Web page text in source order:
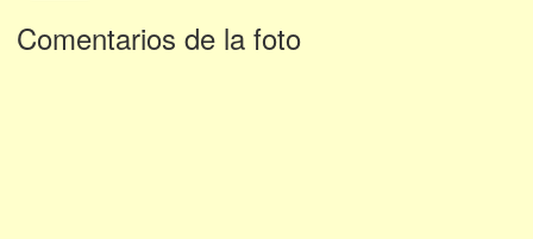
Comentarios de la foto